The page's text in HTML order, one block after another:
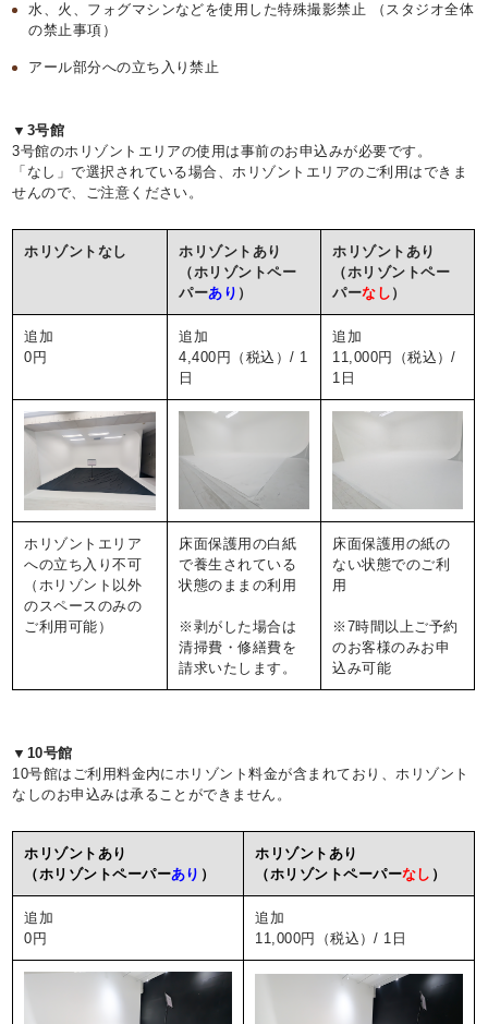
水、火、フォグマシンなどを使用した特殊撮影禁止 （スタジオ全体
の禁止事項）
アール部分への立ち入り禁止
▼3号館
3号館のホリゾントエリアの使用は事前のお申込みが必要です。
「なし」で選択されている場合、ホリゾントエリアのご利用はできま
せんので、ご注意ください。
ホリゾントなし
ホリゾントあり
（ホリゾントペー
パーあり ）
ホリゾントあり
（ホリゾントペー
パーなし ）
追加
0円
追加
4,400円（税込）/ 1
日
追加
11,000円（税込）/
1日
ホリゾントエリア
への立ち入り不可
（ホリゾント以外
のスペースのみの
ご利用可能）
床面保護用の白紙
で養生されている
状態のままの利用
※剥がした場合は
清掃費・修繕費を
請求いたします。
床面保護用の紙の
ない状態でのご利
用
※7時間以上ご予約
のお客様のみお申
込み可能
▼10号館
10号館はご利用料金内にホリゾント料金が含まれており、ホリゾント
なしのお申込みは承ることができません。
ホリゾントあり
（ホリゾントペーパーあり ）
ホリゾントあり
（ホリゾントペーパーなし ）
追加
0円
追加
11,000円（税込）/ 1日